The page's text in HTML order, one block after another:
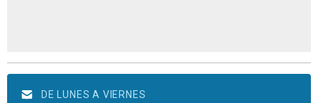
DE LUNES A VIERNES